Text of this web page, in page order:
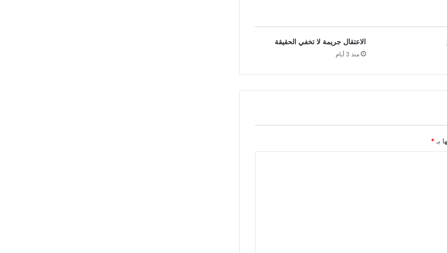
الاعتقال جريمة لا تخفي الحقيقة
منذ 3 أيام
بـ *